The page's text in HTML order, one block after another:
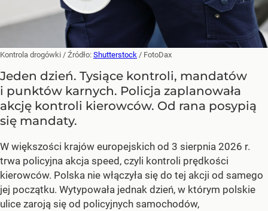
Kontrola drogówki / Źródło: Shutterstock / FotoDax
Jeden dzień. Tysiące kontroli, mandatów
i punktów karnych. Policja zaplanowała
akcję kontroli kierowców. Od rana posypią
się mandaty.
W większości krajów europejskich od 3 sierpnia 2026 r.
trwa policyjna akcja speed, czyli kontroli prędkości
kierowców. Polska nie włączyła się do tej akcji od samego
jej początku. Wytypowała jednak dzień, w którym polskie
ulice zaroją się od policyjnych samochodów,